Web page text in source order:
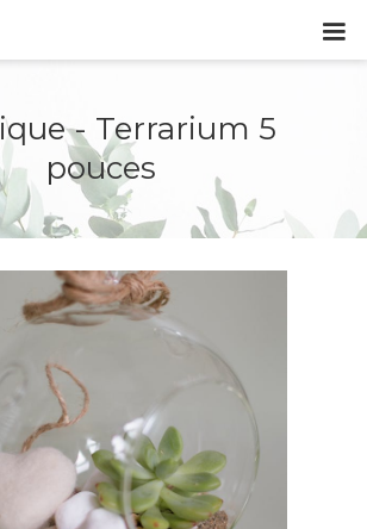
- Terrarium 5
pouces